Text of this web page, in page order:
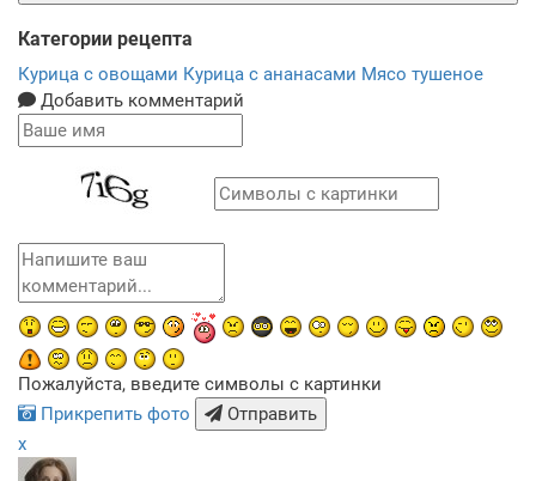
Категории рецепта
Курица с овощами Курица с ананасами Мясо тушеное
Добавить комментарий
Пожалуйста, введите символы с картинки
Прикрепить фото
Отправить
x